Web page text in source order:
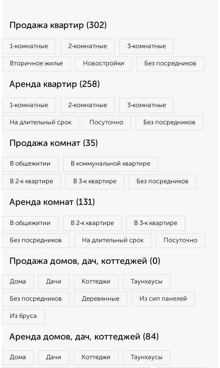
Продажа квартир (302)
1‑комнатные 2‑комнатные 3‑комнатные
Вторичное жилье Новостройки Без посредников
Аренда квартир (258)
1‑комнатные 2‑комнатные 3‑комнатные
На длительный срок Посуточно Без посредников
Продажа комнат (35)
В общежитии В коммунальной квартире
В 2‑к квартире В 3‑к квартире Без посредников
Аренда комнат (131)
В общежитии В 2‑к квартире В 3‑к квартире
Без посредников На длительный срок Посуточно
Продажа домов, дач, коттеджей (0)
Дома Дачи Коттеджи Таунхаусы
Без посредников Деревянные Из сип панелей
Из бруса
Аренда домов, дач, коттеджей (84)
Дома Дачи Коттеджи Таунхаусы